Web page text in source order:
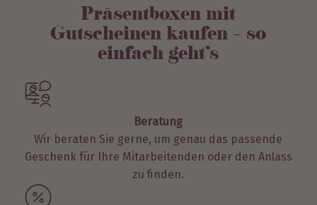
Präsentboxen mit
Gutscheinen kaufen – so
einfach geht’s
Beratung
Wir beraten Sie gerne, um genau das passende
Geschenk für Ihre Mitarbeitenden oder den Anlass
zu finden.